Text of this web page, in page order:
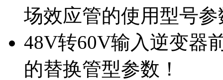
场效应管的使用型号参
48V转60V输入逆变器
的替换管型参数！